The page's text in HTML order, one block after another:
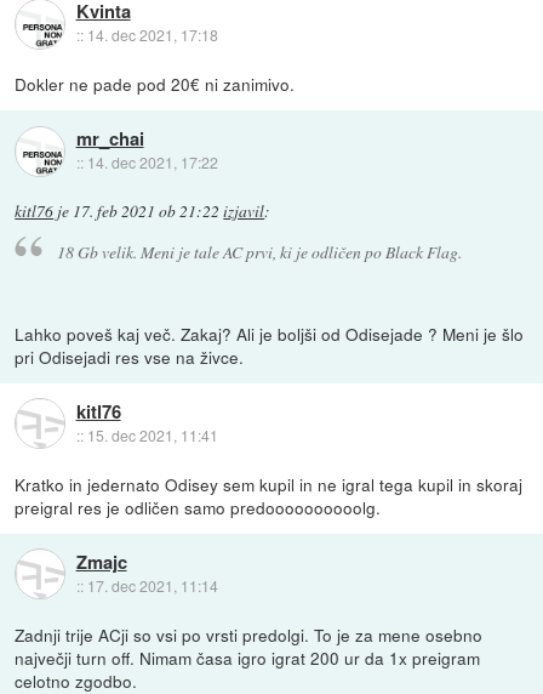
Kvinta
:: 14. dec 2021, 17:18
Dokler ne pade pod 20€ ni zanimivo.
mr_chai
:: 14. dec 2021, 17:22
kitl76 je 17. feb 2021 ob 21:22 izjavil:
18 Gb velik. Meni je tale AC prvi, ki je odličen po Black Flag.
Lahko poveš kaj več. Zakaj? Ali je boljši od Odisejade ? Meni je šlo
pri Odisejadi res vse na živce.
kitl76
:: 15. dec 2021, 11:41
Kratko in jedernato Odisey sem kupil in ne igral tega kupil in skoraj
preigral res je odličen samo predoooooooooolg.
Zmajc
:: 17. dec 2021, 11:14
Zadnji trije ACji so vsi po vrsti predolgi. To je za mene osebno
največji turn off. Nimam časa igro igrat 200 ur da 1x preigram
celotno zgodbo.